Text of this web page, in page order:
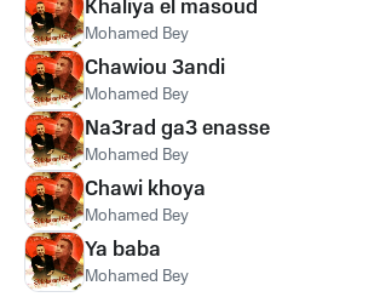
Khaliya el masoud
Mohamed Bey
Chawiou 3andi
Mohamed Bey
Na3rad ga3 enasse
Mohamed Bey
Chawi khoya
Mohamed Bey
Ya baba
Mohamed Bey